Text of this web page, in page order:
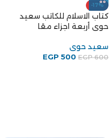
-17%
كتاب الاسلام للكاتب سعيد
حوى أربعة اجزاء معًا
سعيد حوى
EGP600
EGP 500